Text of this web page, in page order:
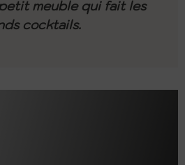
meuble qui fait les
cocktails.